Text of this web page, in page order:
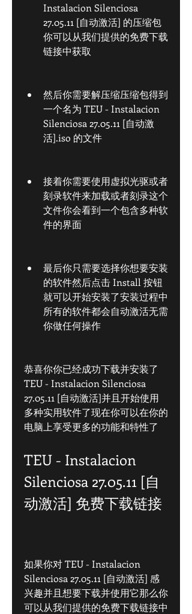
Instalacion Silenciosa
27.05.11 [自动激活] 的压缩包
你可以从我们提供的免费下载
链接中获取
然后你需要解压缩压缩包得到
一个名为 TEU - Instalacion
Silenciosa 27.05.11 [自动激
活].iso 的文件
接着你需要使用虚拟光驱或者
刻录软件来加载或者刻录这个
文件你会看到一个包含多种软
件的界面
最后你只需要选择你想要安装
的软件然后点击 Install 按钮
就可以开始安装了安装过程中
所有的软件都会自动激活无需
你做任何操作
恭喜你你已经成功下载并安装了
TEU - Instalacion Silenciosa
27.05.11 [自动激活]并且开始使用
多种实用软件了现在你可以在你的
电脑上享受更多的功能和特性了
TEU - Instalacion
Silenciosa 27.05.11 [自
动激活] 免费下载链接
如果你对 TEU - Instalacion
Silenciosa 27.05.11 [自动激活] 感
兴趣并且想要下载并使用它那么你
可以从我们提供的免费下载链接中